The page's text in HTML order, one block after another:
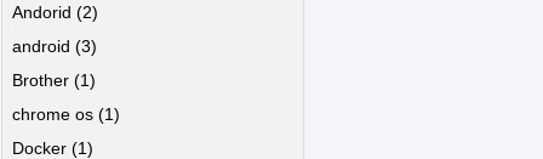
Andorid (2)
android (3)
Brother (1)
chrome os (1)
Docker (1)